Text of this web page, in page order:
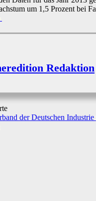
um 1,5 Prozent bei
Redaktion
der Deutschen